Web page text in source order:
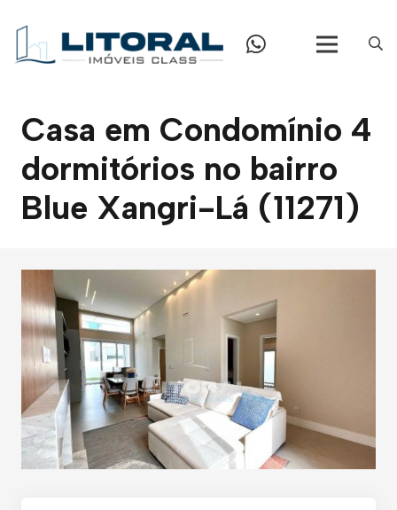
Casa em Condomínio 4
dormitórios no bairro
Blue Xangri-Lá (11271)